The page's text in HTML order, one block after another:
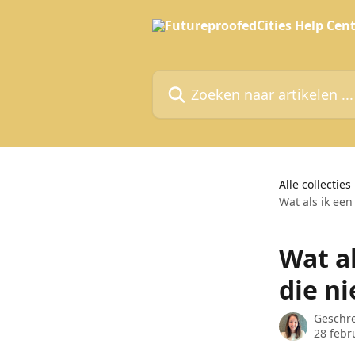
Zoeken naar artikelen ...
Alle collecties
Wat als ik
Wat
die
28